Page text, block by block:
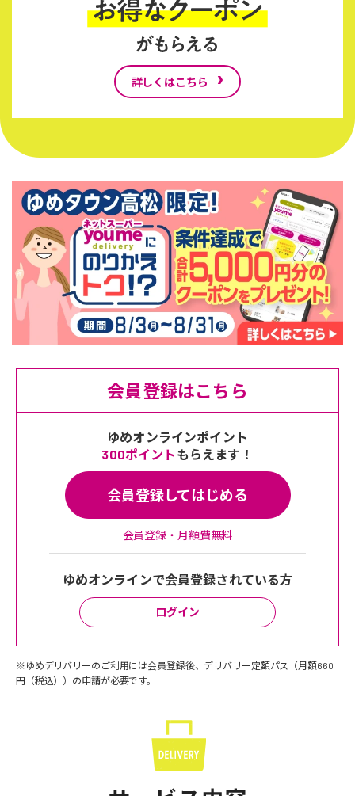
詳しくはこちら
会員登録はこちら
ゆめオンラインポイント
300ポイント もらえます！
会員登録してはじめる
会員登録・月額費無料
ゆめオンラインで会員登録されている方
ログイン
※ゆめデリバリーのご利用には会員登録後、デリバリー定額パス（月額660
円（税込））の申請が必要です。